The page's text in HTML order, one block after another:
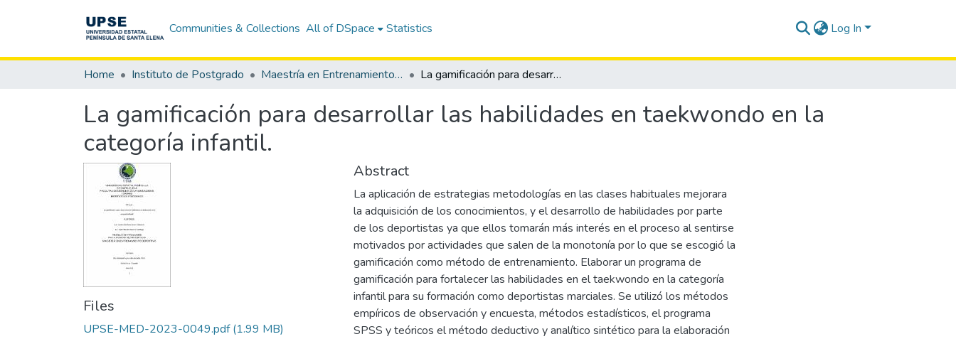
Communities & Collections All of DSpace Statistics Log In
Home Instituto de Postgrado Maestría en Entrenamiento Deportivo La gamificación para desarrollar las habilidades en taekwondo en la categoría infantil.
La gamificación para desarrollar las habilidades en taekwondo en la
categoría infantil.
Files
UPSE-MED-2023-0049.pdf(1.99 MB)
Abstract
La aplicación de estrategias metodologías en las clases habituales mejorara
la adquisición de los conocimientos, y el desarrollo de habilidades por parte
de los deportistas ya que ellos tomarán más interés en el proceso al sentirse
motivados por actividades que salen de la monotonía por lo que se escogió la
gamificación como método de entrenamiento. Elaborar un programa de
gamificación para fortalecer las habilidades en el taekwondo en la categoría
infantil para su formación como deportistas marciales. Se utilizó los métodos
empíricos de observación y encuesta, métodos estadísticos, el programa
SPSS y teóricos el método deductivo y analítico sintético para la elaboración